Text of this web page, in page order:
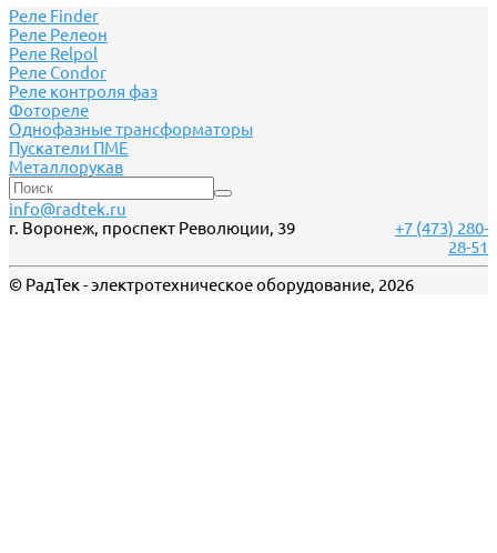
Реле Finder
Реле Релеон
Реле Relpol
Реле Сondor
Реле контроля фаз
Фотореле
Однофазные трансформаторы
Пускатели ПМЕ
Металлорукав
info@radtek.ru
г. Воронеж, проспект Революции, 39
+7 (473) 280-
28-51
© РадТек - электротехническое оборудование, 2026